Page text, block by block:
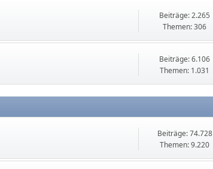
Beiträge: 2.265
Themen: 306
Beiträge: 6.106
Themen: 1.031
Beiträge: 74.728
Themen: 9.220